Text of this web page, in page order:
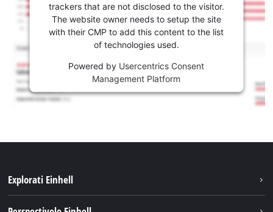
trackers that are not disclosed to the visitor.
The website owner needs to setup the site
with their CMP to add this content to the list
of technologies used.
Powered by Usercentrics Consent
Management Platform
Explorati Einhell